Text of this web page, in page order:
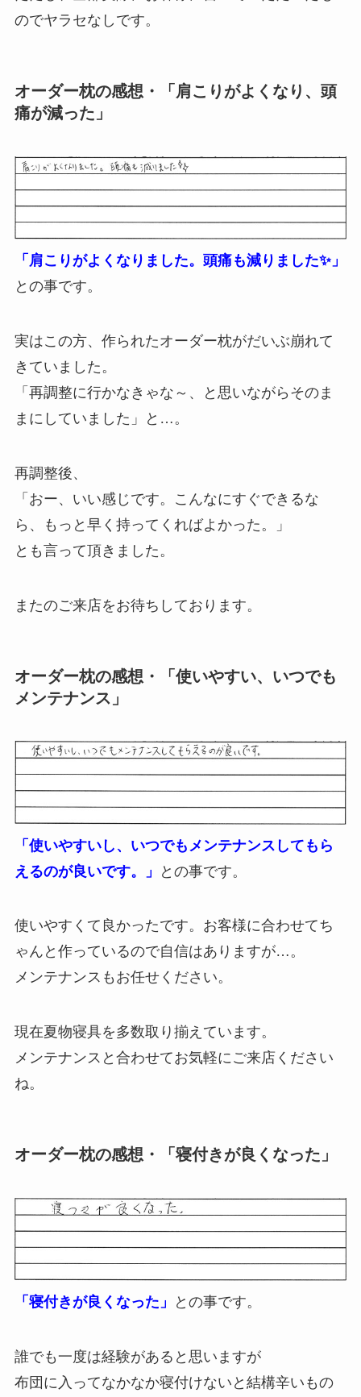
のでヤラセなしです。
オーダー枕の感想・「肩こりがよくなり、頭
痛が減った」
「肩こりがよくなりました。頭痛も減りました✨」
との事です。
実はこの方、作られたオーダー枕がだいぶ崩れて
きていました。
「再調整に行かなきゃな～、と思いながらそのま
まにしていました」と…。
再調整後、
「おー、いい感じです。こんなにすぐできるな
ら、もっと早く持ってくればよかった。」
とも言って頂きました。
またのご来店をお待ちしております。
オーダー枕の感想・「使いやすい、いつでも
メンテナンス」
「使いやすいし、いつでもメンテナンスしてもら
えるのが良いです。」
との事です。
使いやすくて良かったです。お客様に合わせてち
ゃんと作っているので自信はありますが…。
メンテナンスもお任せください。
現在夏物寝具を多数取り揃えています。
メンテナンスと合わせてお気軽にご来店ください
ね。
オーダー枕の感想・「寝付きが良くなった」
「寝付きが良くなった」 との事です。
誰でも一度は経験があると思いますが
布団に入ってなかなか寝付けないと結構辛いもの